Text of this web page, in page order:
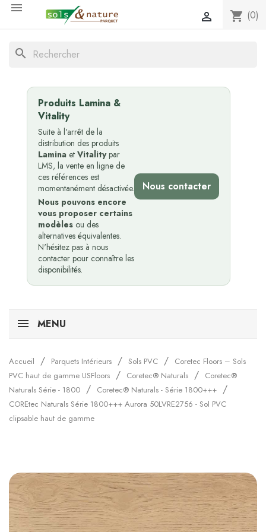

shopping_cart (0)

search
Produits Lamina &
Vitality
Suite à l'arrêt de la
distribution des produits
Lamina et Vitalitypar
LMS, la vente en ligne de
ces références est
momentanément désactivée.
Nous pouvons encore
vous proposer certains
modèles ou des
alternatives équivalentes.
N'hésitez pas à nous
contacter pour connaître les
disponibilités.
Nous contacter
MENU
Accueil Parquets Intérieurs Sols PVC
Coretec Floors – Sols
PVC haut de gamme USFloors
Coretec® Naturals
Coretec®
Naturals Série - 1800
Coretec® Naturals - Série 1800+++
COREtec Naturals Série 1800+++ Aurora 50LVRE2756 - Sol PVC
clipsable haut de gamme